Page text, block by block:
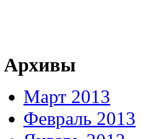
Архивы
Март 2013
Февраль 2013